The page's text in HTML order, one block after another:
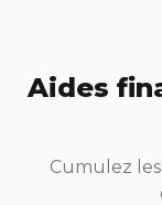
Aides
Cumulez